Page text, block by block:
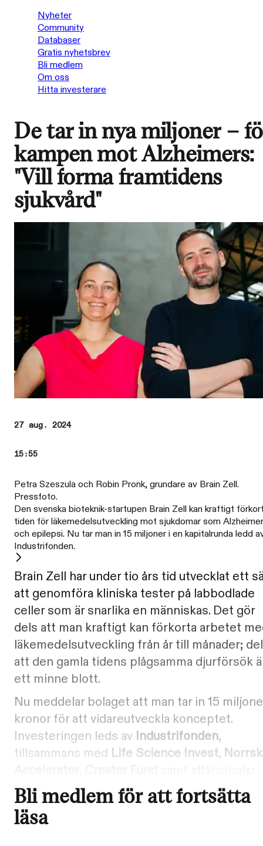
Nyheter
Community
Databaser
Gratis nyhetsbrev
Bli medlem
Om oss
Hitta investerare
De tar in nya miljoner –
kampen mot Alzheimers:
"Vill forma framtidens
sjukvård"
27 aug. 2024
15:55
Petra Szeszula och Robin Pronk, grundare av Brain Zell.
Pressfoto.
Den svenska bioteknik-startupen Brain Zell kan kraftigt
tiden för läkemedelsutveckling mot sjukdomar som
och epilepsi. Nu tar man in 15 miljoner i en kapitalrunda ledd
Industrifonden.
Brain Zell har under tio års tid utvecklat ett
att genomföra kliniska tester på labbodlade
celler som är snarlika en människas. Det gör
dels att man kraftigt kan förkorta arbetet
läkemedelsutveckling från år till månader;
att den gamla tidens plågsamma djurförsök
ett minne blott.
Nu meddelar bolaget att man tar in 15
kronor för att vidareutveckla konceptet.
Investeringen leds av Industrifonden,
tillsammans med Life Science Invest,
Bli medlem för att fortsätta
läsa